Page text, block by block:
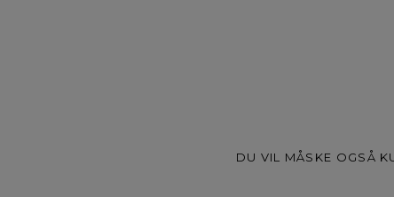
DU VIL MÅSKE OGSÅ